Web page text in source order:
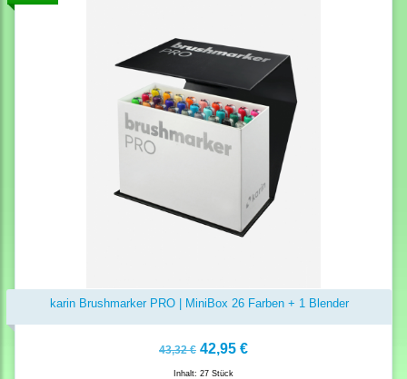
karin Brushmarker PRO | MiniBox 26 Farben + 1 Blender
43,32 € 42,95 €
Inhalt: 27 Stück